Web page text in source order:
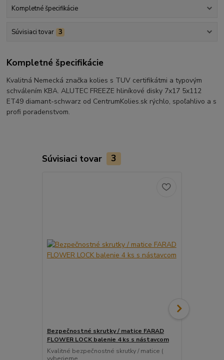
Kompletné špecifikácie
Súvisiaci tovar 3
Kompletné špecifikácie
Kvalitná Nemecká značka kolies s TUV certifikátmi a typovým
schválením KBA. ALUTEC FREEZE hliníkové disky 7x17 5x112
ET49 diamant-schwarz od CentrumKolies.sk rýchlo, spoľahlivo a s
profi poradenstvom.
Súvisiaci tovar 3
Bezpečnostné skrutky / matice FARAD
FLOWER LOCK balenie 4 ks s nástavcom
Kvalitné bezpečnostné skrutky / matice (